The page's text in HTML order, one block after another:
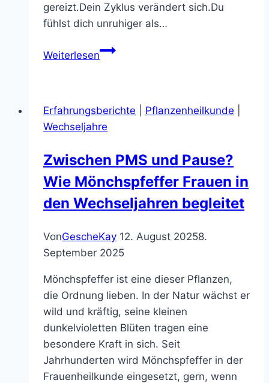
gereizt.Dein Zyklus verändert sich.Du
fühlst dich unruhiger als…
WeiterlesenDein
in
den
Und
das
ist
kein
Erfahrungsberichte Pflanzenheilkunde
Wechseljahre
Zwischen PMS und Pause?
Wie Mönchspfeffer Frauen in
den Wechseljahren begleitet
VonGescheKay 12. August 20258.
September 2025
Mönchspfeffer ist eine dieser Pflanzen,
die Ordnung lieben. In der Natur wächst er
wild und kräftig, seine kleinen
dunkelvioletten Blüten tragen eine
besondere Kraft in sich. Seit
Jahrhunderten wird Mönchspfeffer in der
Frauenheilkunde eingesetzt, gern, wenn